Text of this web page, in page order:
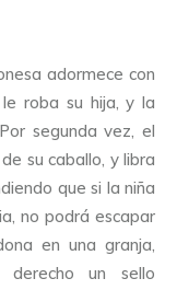
adormece con
roba su hija, y la
segunda vez, el
su caballo, y libra
que si la niña
no podrá escapar
en una granja,
un sello